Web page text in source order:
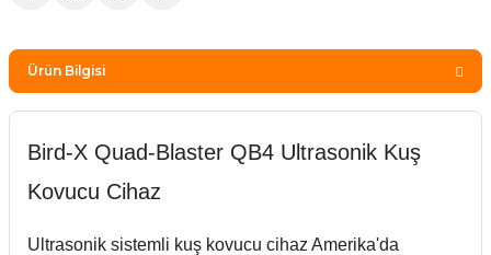
Ürün Bilgisi
Bird-X Quad-Blaster QB4 Ultrasonik Kuş
Kovucu Cihaz
Ultrasonik sistemli kuş kovucu cihaz Amerika'da